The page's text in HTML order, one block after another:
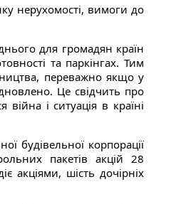
нерухомості, вимоги до
для громадян країн
та паркінгах. Тим
переважно якщо у
Це свідчить про
і ситуація в країні
будівельної корпорації
пакетів акцій 28
акціями, шість дочірніх